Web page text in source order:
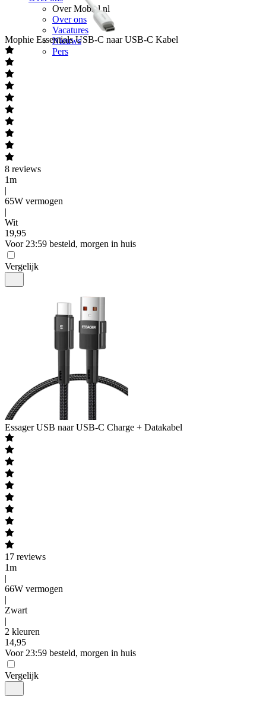
Over Mobiel.nl
Over ons
Vacatures
Nieuws
Pers
Mophie Essentials USB-C naar USB-C Kabel
8 reviews
1m
|
65W vermogen
|
Wit
19,95
Voor 23:59 besteld, morgen in huis
Vergelijk
Essager USB naar USB-C Charge + Datakabel
17 reviews
1m
|
66W vermogen
|
Zwart
|
2 kleuren
14,95
Voor 23:59 besteld, morgen in huis
Vergelijk